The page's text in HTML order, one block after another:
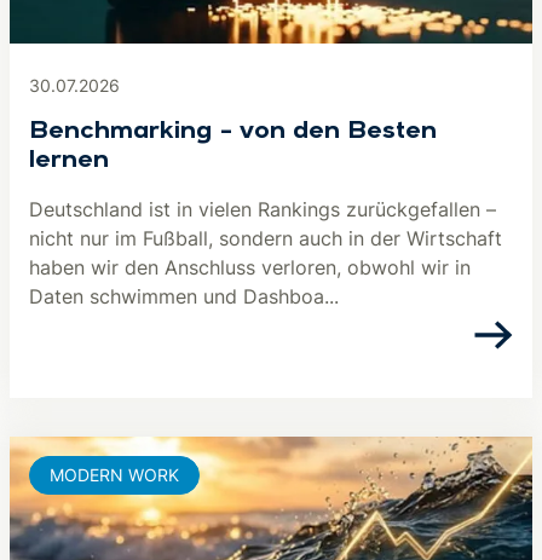
30.07.2026
Benchmarking – von den Besten
lernen
Deutschland ist in vielen Rankings zurückgefallen –
nicht nur im Fußball, sondern auch in der Wirtschaft
haben wir den Anschluss verloren, obwohl wir in
Daten schwimmen und Dashboa...
MODERN WORK